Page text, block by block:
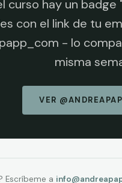
curso hay un badge
con el link de tu
- lo
misma
VER
Escríbeme a